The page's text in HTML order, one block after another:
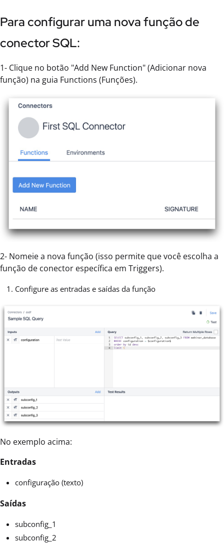
Para configurar uma nova função de
conector SQL:
1- Clique no botão "Add New Function" (Adicionar nova
função) na guia Functions (Funções).
2- Nomeie a nova função (isso permite que você escolha a
função de conector específica em Triggers).
Configure as entradas e saídas da função
No exemplo acima:
Entradas
configuração (texto)
Saídas
subconfig_1
subconfig_2